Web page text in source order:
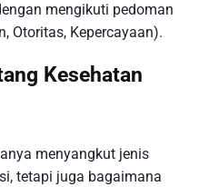
mengikuti pedoman
Otoritas, Kepercayaan).
Kesehatan
menyangkut jenis
tetapi juga bagaimana